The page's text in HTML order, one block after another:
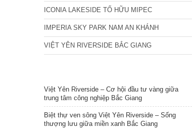
ICONIA LAKESIDE TỐ HỮU MIPEC
IMPERIA SKY PARK NAM AN KHÁNH
VIỆT YÊN RIVERSIDE BẮC GIANG
Việt Yên Riverside – Cơ hội đầu tư vàng giữa
trung tâm công nghiệp Bắc Giang
Biệt thự ven sông Việt Yên Riverside – Sống
thượng lưu giữa miền xanh Bắc Giang